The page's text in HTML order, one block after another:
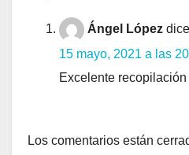
Ángel López
15 mayo, 2021 a las
Excelente
Los comentarios están